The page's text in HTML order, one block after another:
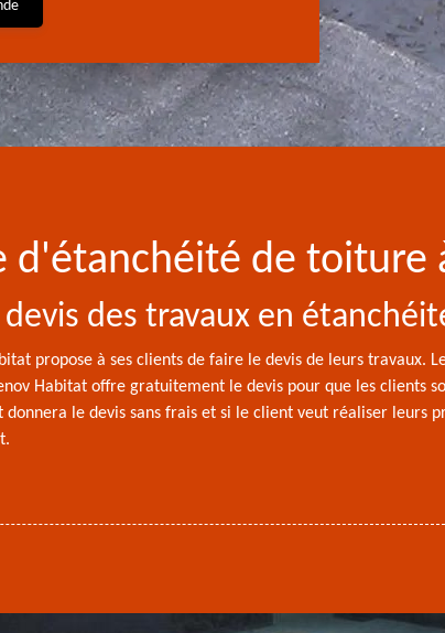
d'étanchéité de toiture
des travaux en
propose à ses clients de faire le devis de leurs
Habitat offre gratuitement le devis pour que les clients
donnera le devis sans frais et si le client veut réaliser leurs